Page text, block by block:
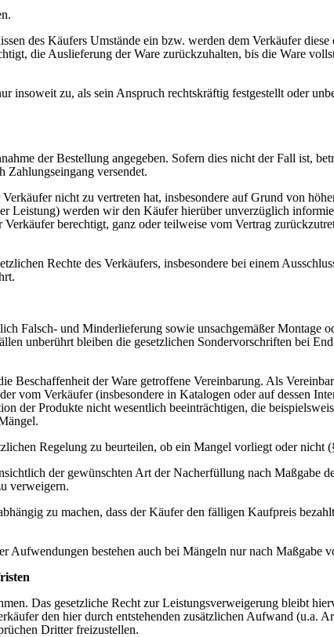
des Käufers Umstände ein bzw. werden dem Verkäufer
die Auslieferung der Ware zurückzuhalten, bis die Ware
insoweit zu, als sein Anspruch rechtskräftig festgestellt oder
der Bestellung angegeben. Sofern dies nicht der Fall ist,
Zahlungseingang versendet.
nicht zu vertreten hat, insbesondere auf Grund von
Leistung) werden wir den Käufer hierüber unverzüglich
berechtigt, ganz oder teilweise vom Vertrag
Rechte des Verkäufers, insbesondere bei einem
Falsch- und Minderlieferung sowie unsachgemäßer Montage
unberührt bleiben die gesetzlichen Sondervorschriften bei
Beschaffenheit der Ware getroffene Vereinbarung. Als
vom Verkäufer (insbesondere in Katalogen oder auf dessen
der Produkte nicht wesentlich beeinträchtigen, die
Regelung zu beurteilen, ob ein Mangel vorliegt oder nicht
der gewünschten Art der Nacherfüllung nach Maßgabe
verweigern.
zu machen, dass der Käufer den fälligen Kaufpreis
Aufwendungen bestehen auch bei Mängeln nur nach Maßgabe
Das gesetzliche Recht zur Leistungsverweigerung bleibt
den hier durch entstehenden zusätzlichen Aufwand (u.a.
Dritter freizustellen.